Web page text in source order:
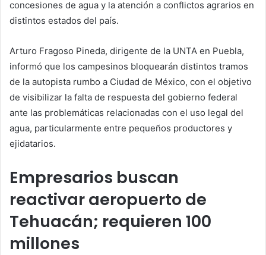
concesiones de agua y la atención a conflictos agrarios en
distintos estados del país.
Arturo Fragoso Pineda, dirigente de la UNTA en Puebla,
informó que los campesinos bloquearán distintos tramos
de la autopista rumbo a Ciudad de México, con el objetivo
de visibilizar la falta de respuesta del gobierno federal
ante las problemáticas relacionadas con el uso legal del
agua, particularmente entre pequeños productores y
ejidatarios.
Empresarios buscan
reactivar aeropuerto de
Tehuacán; requieren 100
millones